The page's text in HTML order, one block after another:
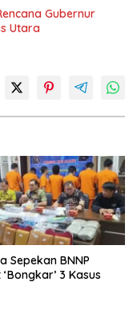
Gubernur
Utara
Sepekan BNNP
3 Kasus